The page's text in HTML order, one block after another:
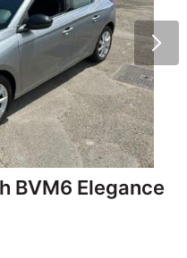
BVM6 Elegance